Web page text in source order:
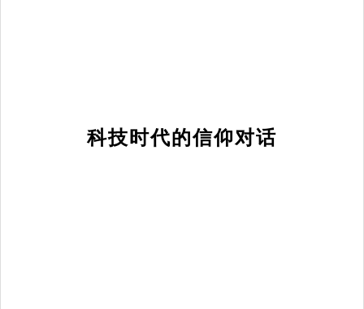
科技时代的信仰对话